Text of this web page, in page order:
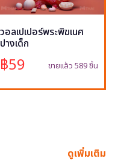
วอลเปเปอร์พระพิฆเนศ
ปางเด็ก
฿59 ขายแล้ว 589 ชิ้น
ดูเพิ่มเติม